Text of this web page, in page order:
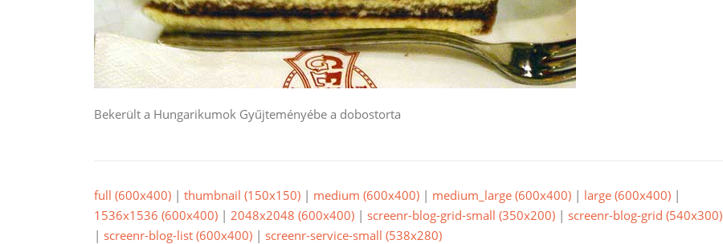
Bekerült a Hungarikumok Gyűjteményébe a dobostorta
full (600x400) | thumbnail (150x150) | medium (600x400) | medium_large (600x400) | large (600x400) |
1536x1536 (600x400) | 2048x2048 (600x400) | screenr-blog-grid-small (350x200) | screenr-blog-grid (540x300)
| screenr-blog-list (600x400) | screenr-service-small (538x280)